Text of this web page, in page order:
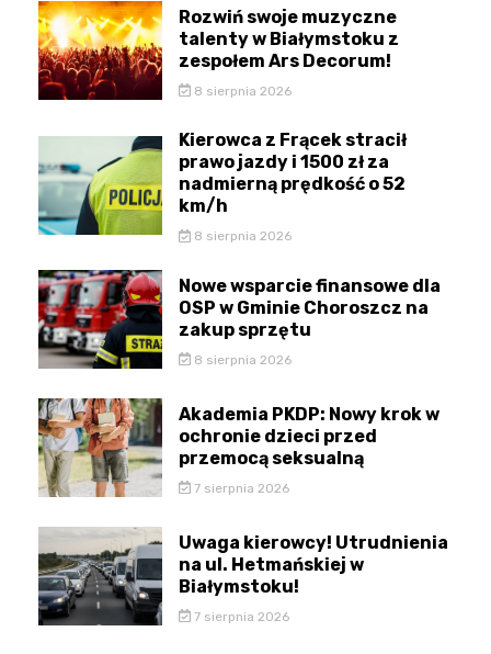
Rozwiń swoje muzyczne
talenty w Białymstoku z
zespołem Ars Decorum!
8 sierpnia 2026
Kierowca z Frącek stracił
prawo jazdy i 1500 zł za
nadmierną prędkość o 52
km/h
8 sierpnia 2026
Nowe wsparcie finansowe dla
OSP w Gminie Choroszcz na
zakup sprzętu
8 sierpnia 2026
Akademia PKDP: Nowy krok w
ochronie dzieci przed
przemocą seksualną
7 sierpnia 2026
Uwaga kierowcy! Utrudnienia
na ul. Hetmańskiej w
Białymstoku!
7 sierpnia 2026